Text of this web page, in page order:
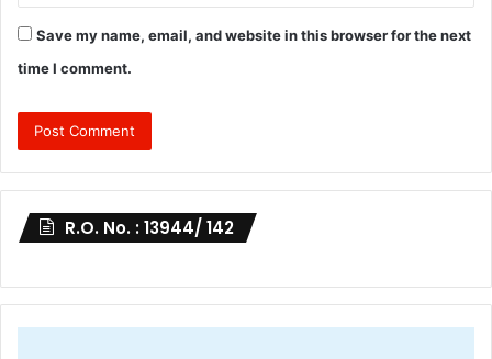
Save my name, email, and website in this browser for the next
time I comment.
R.O. No. : 13944/ 142